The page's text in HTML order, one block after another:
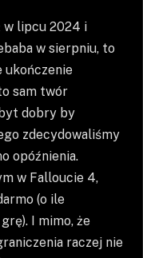
w lipcu 2024 i
w sierpniu, to
ukończenie
sam twór
dobry by
zdecydowaliśmy
opóźnienia.
w Falloucie 4,
(o ile
I mimo, że
raczej nie